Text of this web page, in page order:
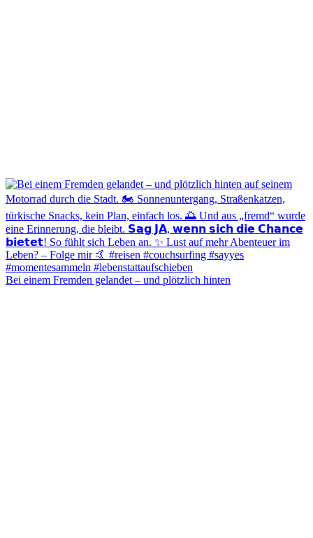
Bei einem Fremden gelandet – und plötzlich hinten